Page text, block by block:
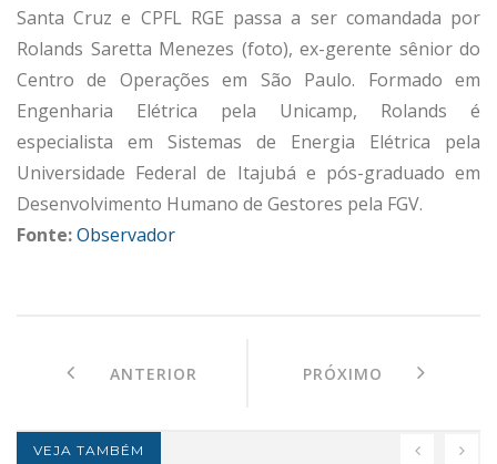
Santa Cruz e CPFL RGE passa a ser comandada por
Rolands Saretta Menezes (foto), ex-gerente sênior do
Centro de Operações em São Paulo. Formado em
Engenharia Elétrica pela Unicamp, Rolands é
especialista em Sistemas de Energia Elétrica pela
Universidade Federal de Itajubá e pós-graduado em
Desenvolvimento Humano de Gestores pela FGV.
Fonte:Observador
ANTERIOR PRÓXIMO
VEJA TAMBÉM